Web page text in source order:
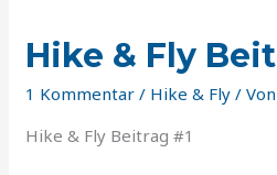
Hike & Fly
1 Kommentar / Hike & Fly / Von
Hike & Fly Beitrag #1
Fly
#1